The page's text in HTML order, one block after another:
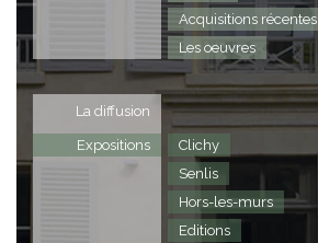
Acquisitions récentes
Les oeuvres
La diffusion
Expositions
Clichy
Senlis
Hors-les-murs
Editions